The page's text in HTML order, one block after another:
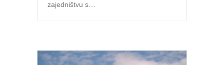
zajedništvu s…